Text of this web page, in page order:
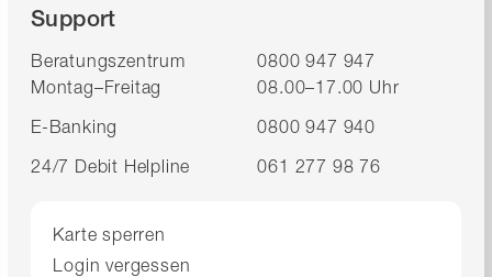
Support
Beratungszentrum
0800 947 947
Montag–Freitag
08.00–17.00 Uhr
E-Banking
0800 947 940
24/7 Debit Helpline
061 277 98 76
Karte sperren
Login vergessen